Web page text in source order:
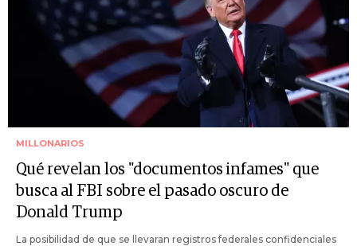
MILLONARIOS
Qué revelan los "documentos infames" que
busca al FBI sobre el pasado oscuro de
Donald Trump
La posibilidad de que se llevaran registros federales confidenciales